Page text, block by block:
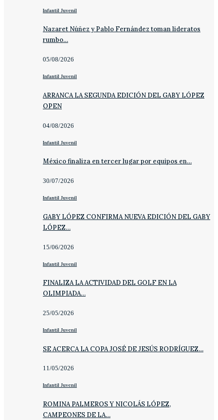
Infantil Juvenil
Nazaret Núñez y Pablo Fernández toman lideratos
rumbo…
05/08/2026
Infantil Juvenil
ARRANCA LA SEGUNDA EDICIÓN DEL GABY LÓPEZ
OPEN
04/08/2026
Infantil Juvenil
México finaliza en tercer lugar por equipos en…
30/07/2026
Infantil Juvenil
GABY LÓPEZ CONFIRMA NUEVA EDICIÓN DEL GABY
LÓPEZ…
15/06/2026
Infantil Juvenil
FINALIZA LA ACTIVIDAD DEL GOLF EN LA
OLIMPIADA…
25/05/2026
Infantil Juvenil
SE ACERCA LA COPA JOSÉ DE JESÚS RODRÍGUEZ…
11/05/2026
Infantil Juvenil
ROMINA PALMEROS Y NICOLÁS LÓPEZ,
CAMPEONES DE LA…